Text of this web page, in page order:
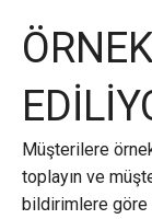
Müşterilere
toplayın ve
bildirimlere göre